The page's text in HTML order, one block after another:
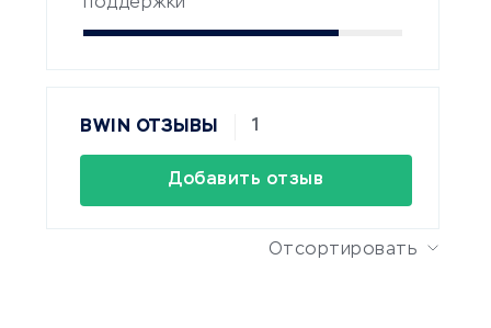
поддержки
BWIN ОТЗЫВЫ 1
Добавить отзыв
Отсортировать